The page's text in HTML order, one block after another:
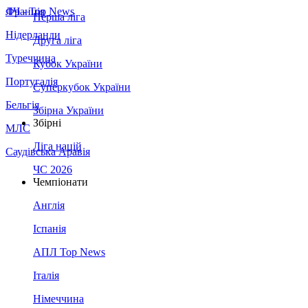
Франція
Нідерланди
Туреччина
Португалія
Бельгія
МЛС
Саудівська Аравія
ЛЧ - Top News
Перша ліга
Друга ліга
Кубок України
Суперкубок України
Збірна України
Збірні
Ліга націй
ЧС 2026
Чемпіонати
Англія
Іспанія
АПЛ Top News
Італія
Німеччина